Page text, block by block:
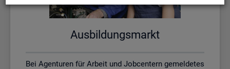
Aus­bil­dungs­markt
Bei Agenturen für Arbeit und Jobcentern gemeldetes